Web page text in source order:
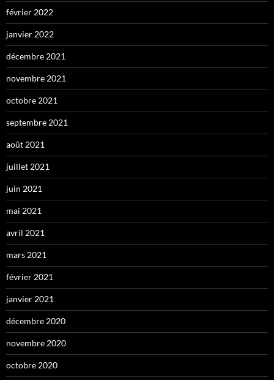
février 2022
janvier 2022
décembre 2021
novembre 2021
octobre 2021
septembre 2021
août 2021
juillet 2021
juin 2021
mai 2021
avril 2021
mars 2021
février 2021
janvier 2021
décembre 2020
novembre 2020
octobre 2020